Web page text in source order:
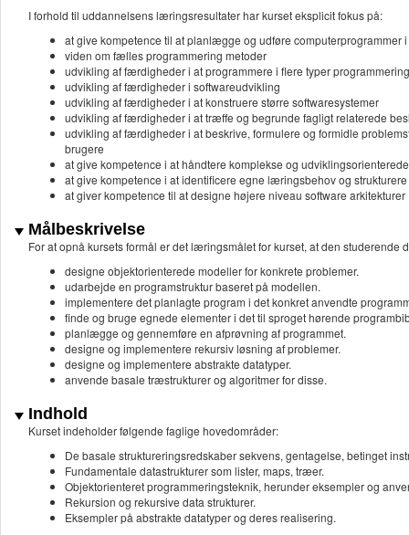
I forhold til uddannelsens læringsresultater har kurset eksplicit fokus på:
at give kompetence til at planlægge og udføre computerprogrammer
viden om fælles programmering metoder
udvikling af færdigheder i at programmere i flere typer
udvikling af færdigheder i softwareudvikling
udvikling af færdigheder i at konstruere større softwaresystemer
udvikling af færdigheder i at træffe og begrunde fagligt relaterede
udvikling af færdigheder i at beskrive, formulere og formidle
brugere
at give kompetence i at håndtere komplekse og
at give kompetence i at identificere egne læringsbehov og
at giver kompetence til at designe højere niveau software arkitekturer
Målbeskrivelse
For at opnå kursets formål er det læringsmålet for kurset, at den studerende
designe objektorienterede modeller for konkrete problemer.
udarbejde en programstruktur baseret på modellen.
implementere det planlagte program i det konkret anvendte
finde og bruge egnede elementer i det til sproget hørende
planlægge og gennemføre en afprøvning af programmet.
designe og implementere rekursiv løsning af problemer.
designe og implementere abstrakte datatyper.
anvende basale træstrukturer og algoritmer for disse.
Indhold
Kurset indeholder følgende faglige hovedområder:
De basale struktureringsredskaber sekvens, gentagelse, betinget
Fundamentale datastrukturer som lister, maps, træer.
Objektorienteret programmeringsteknik, herunder eksempler og
Rekursion og rekursive data strukturer.
Eksempler på abstrakte datatyper og deres realisering.